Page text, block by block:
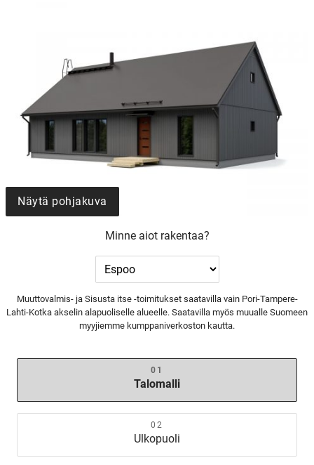
Näytä pohjakuva
Minne aiot rakentaa?
Muuttovalmis- ja Sisusta itse -toimitukset saatavilla vain Pori-Tampere-
Lahti-Kotka akselin alapuoliselle alueelle. Saatavilla myös muualle Suomeen
myyjiemme kumppaniverkoston kautta.
Talomalli
Ulkopuoli